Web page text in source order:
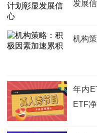
发展
机构
年内
ETF